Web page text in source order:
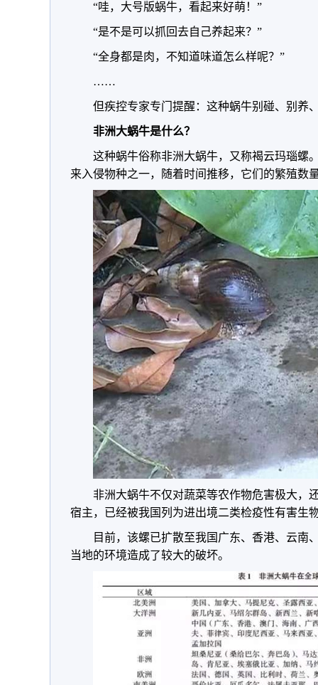
“哇，大号版蜗牛，看起来好萌！”
“是不是可以抓回去自己养起来？”
“全身都是肉，不知道味道怎么样呢？”
……
但疾控专家专门提醒：这种蜗牛别碰、别养
非洲大蜗牛是什么？
这种蜗牛俗称非洲大蜗牛，又称褐云玛瑙螺
来入侵物种之一，随着时间推移，它们的繁殖数
非洲大蜗牛不仅对蔬菜等农作物危害极大，
宿主，已经被我国列为进出境二类检疫性有害生
目前，该螺已扩散至我国广东、香港、云南
当地的环境造成了较大的破坏。